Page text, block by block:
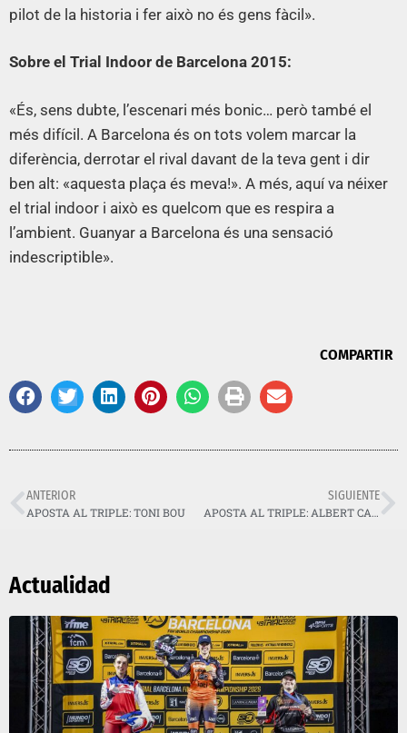
pilot de la historia i fer això no és gens fàcil».
Sobre el Trial Indoor de Barcelona 2015:
«És, sens dubte, l’escenari més bonic… però també el
més difícil. A Barcelona és on tots volem marcar la
diferència, derrotar el rival davant de la teva gent i dir
ben alt: «aquesta plaça és meva!». A més, aquí va néixer
el trial indoor i això es quelcom que es respira a
l’ambient. Guanyar a Barcelona és una sensació
indescriptible».
COMPARTIR
ANTERIOR
APOSTA AL TRIPLE: TONI BOU
SIGUIENTE
APOSTA AL TRIPLE: ALBERT CABESTANY
Actualidad